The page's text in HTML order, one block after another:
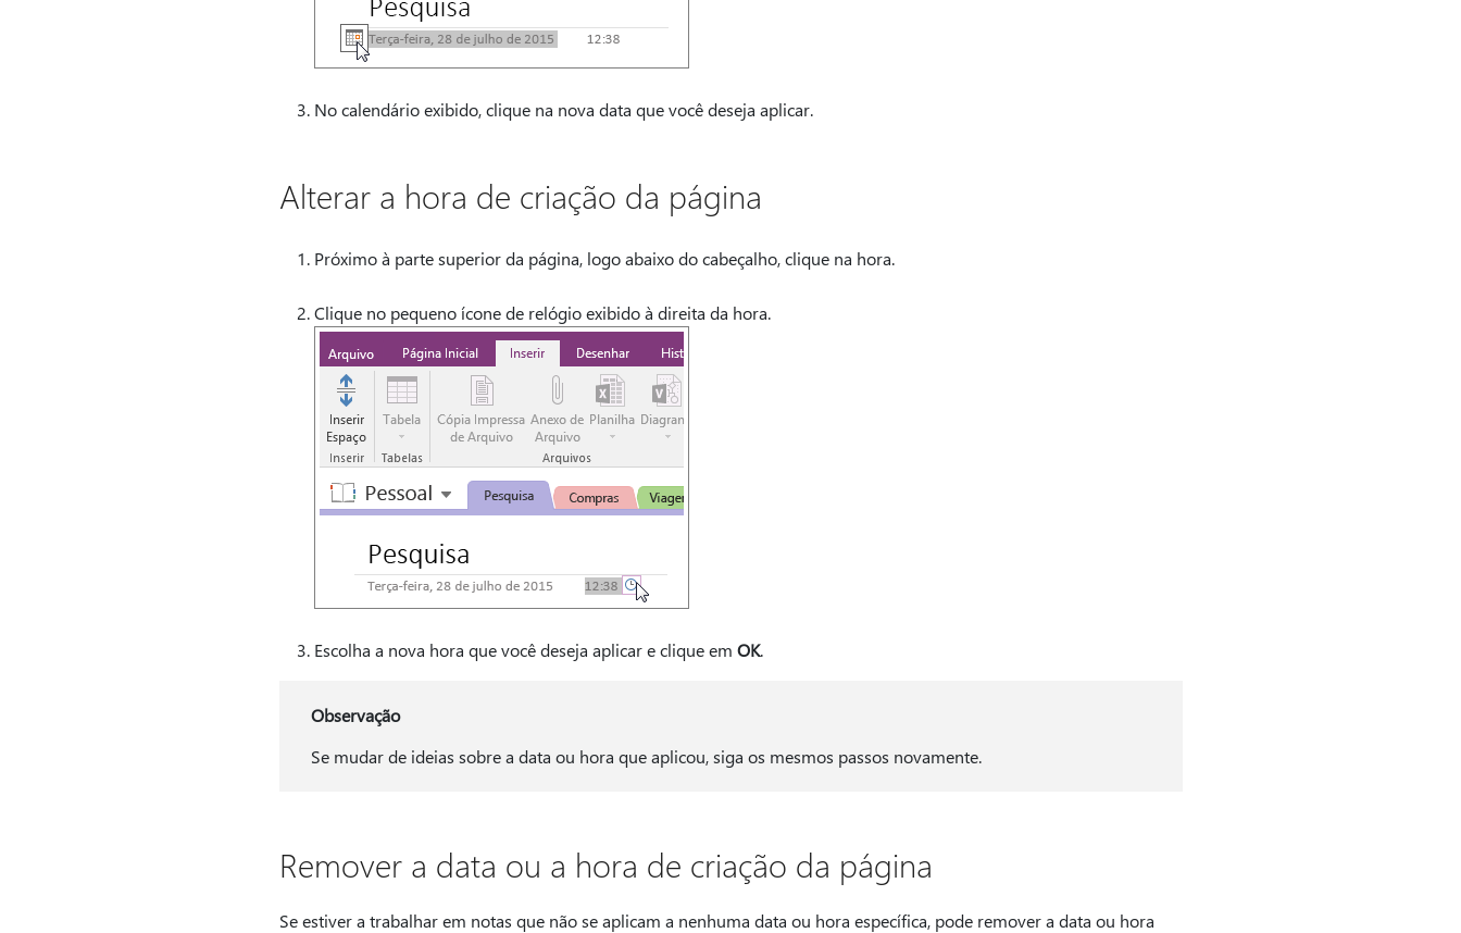
No calendário exibido, clique na nova data que você deseja aplicar.
Alterar a hora de criação da página
Próximo à parte superior da página, logo abaixo do cabeçalho, clique na hora.
Clique no pequeno ícone de relógio exibido à direita da hora.
Escolha a nova hora que você deseja aplicar e clique em OK.
Observação
Se mudar de ideias sobre a data ou hora que aplicou, siga os mesmos passos novamente.
Remover a data ou a hora de criação da página
Se estiver a trabalhar em notas que não se aplicam a nenhuma data ou hora específica, pode remover a data ou hora